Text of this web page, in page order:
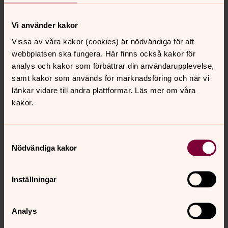
Vi använder kakor
Vissa av våra kakor (cookies) är nödvändiga för att
webbplatsen ska fungera. Här finns också kakor för
analys och kakor som förbättrar din användarupplevelse,
samt kakor som används för marknadsföring och när vi
länkar vidare till andra plattformar. Läs mer om våra
kakor.
Nödvändiga kakor
Inställningar
Analys